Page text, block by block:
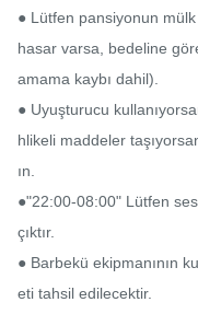
● Lütfen pansiyonun
hasar varsa, bedeline
amama kaybı dahil).
● Uyuşturucu
hlikeli maddeler
ın.
●"22:00-08:00" Lütfen
çıktır.
● Barbekü ekipmanının
eti tahsil edilecektir.